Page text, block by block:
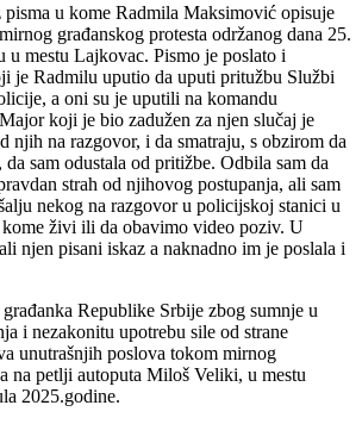
u kome Radmila Maksimović opisuje
građanskog protesta održanog dana 25.
u mestu Lajkovac. Pismo je poslato i
je Radmilu uputio da uputi pritužbu Službi
a oni su je uputili na komandu
koji je bio zadužen za njen slučaj je
njih na razgovor, i da smatraju, s obzirom da
sam odustala od pritižbe. Odbila sam da
strah od njihovog postupanja, ali sam
nekog na razgovor u policijskoj stanici u
živi ili da obavimo video poziv. U
njen pisani iskaz a naknadno im je poslala i
Republike Srbije zbog sumnje u
i nezakonitu upotrebu sile od strane
unutrašnjih poslova tokom mirnog
na petlji autoputa Miloš Veliki, u mestu
2025.godine.